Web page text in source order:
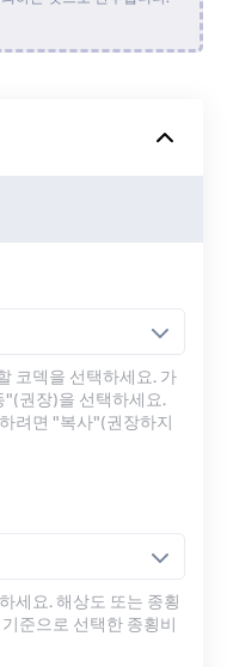
브에서
코덱을 선택하세요. 가
"(권장)을 선택하세요.
려면 "복사"(권장하지
세요. 해상도 또는 종횡
준으로 선택한 종횡비